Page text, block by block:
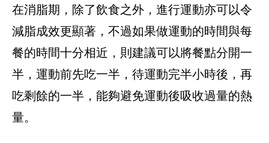
在消脂期，除了飲食之外，進行運動亦可以令
減脂成效更顯著，不過如果做運動的時間與每
餐的時間十分相近，則建議可以將餐點分開一
半，運動前先吃一半，待運動完半小時後，再
吃剩餘的一半，能夠避免運動後吸收過量的熱
量。